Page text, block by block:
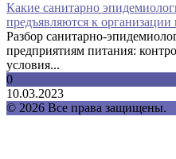
Какие санитарно
предъявляются к организации
Разбор санитарно-
предприятиям питания:
условия...
0
10.03.2023
© 2026 Все права защищены.